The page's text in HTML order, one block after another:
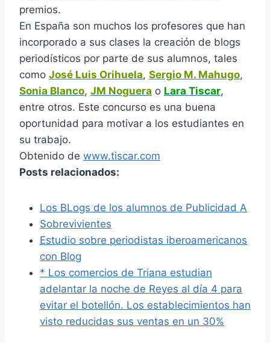
premios.
En España son muchos los profesores que han
incorporado a sus clases la creación de blogs
periodísticos por parte de sus alumnos, tales
como José Luis Orihuela, Sergio M. Mahugo,
Sonia Blanco, JM Noguera o Lara Tiscar,
entre otros. Este concurso es una buena
oportunidad para motivar a los estudiantes en
su trabajo.
Obtenido de www.tiscar.com
Posts relacionados:
Los BLogs de los alumnos de Publicidad A
Sobrevivientes
Estudio sobre periodistas iberoamericanos
con Blog
* Los comercios de Triana estudian
adelantar la noche de Reyes al día 4 para
evitar el botellón. Los establecimientos han
visto reducidas sus ventas en un 30%